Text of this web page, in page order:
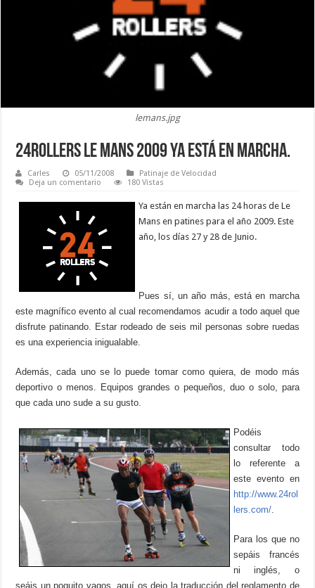
lemans.jpg
24Rollers Le Mans 2009 ya está en marcha.
Carles 05/11/2008
Patinaje de Velocidad
Deja un comentario
180 Vistas
Ya están en marcha las 24 horas de Le
Mans en patines para el año 2009. Este
año, los días 27 y 28 de Junio.
Pues sí, un año más, está en marcha
este magnífico evento al cual recomendamos acudir a todo aquel que
disfrute patinando. Estar rodeado de seis mil personas sobre ruedas
es una experiencia inigualable.
Además, cada uno se lo puede tomar como quiera, de modo más
deportivo o menos. Equipos grandes o pequeños, duo o solo, para
que cada uno sude a su gusto.
Podéis
consultar todo
lo referente a
este evento en
http://www.24rol
lers.com/
Para los que no
sepáis francés
ni inglés, o
seáis un poquito vagos, aquí os dejo la traducción del reglamento de